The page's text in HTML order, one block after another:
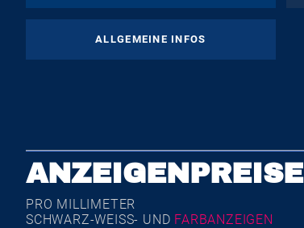
ALLGEMEINE INFOS
ANZEIGENPREISE
PRO MILLIMETER
SCHWARZ-WEISS- UND FARBANZEIGEN